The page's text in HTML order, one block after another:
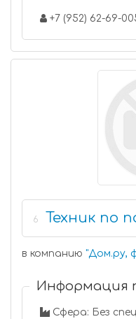
+7 (952) 62-69-
6 Техник по
в компанию "Дом.ру,
Информация
Сфера: Без